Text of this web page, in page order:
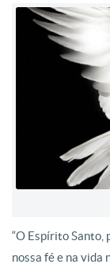
“O Espírito Santo,
nossa fé e na vida